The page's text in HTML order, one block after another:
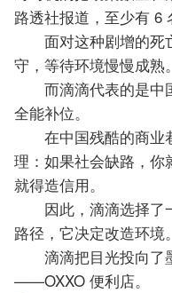
路透社报道，至少有 6
面对这种剧增的死
守，等待环境慢慢成熟。
而滴滴代表的是中
全能补位。
在中国残酷的商业
理：如果社会缺路，
就得造信用。
因此，滴滴选择了
路径，它决定改造环境。
滴滴把目光投向了
——OXXO 便利店。